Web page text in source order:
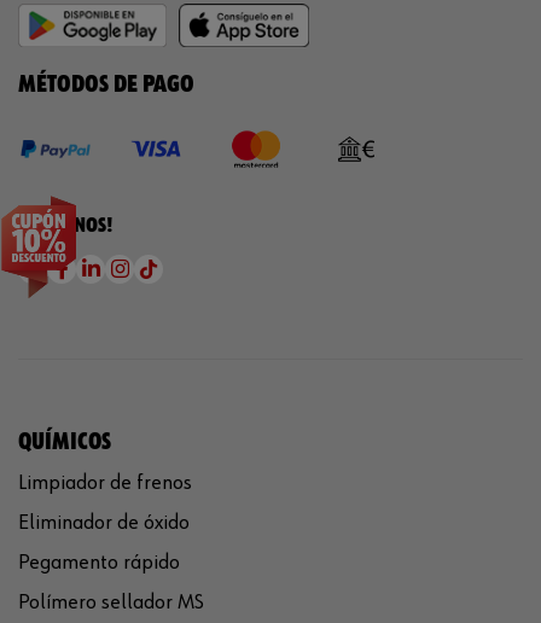
MÉTODOS DE PAGO
¡SÍGUENOS!
QUÍMICOS
Limpiador de frenos
Eliminador de óxido
Pegamento rápido
Polímero sellador MS